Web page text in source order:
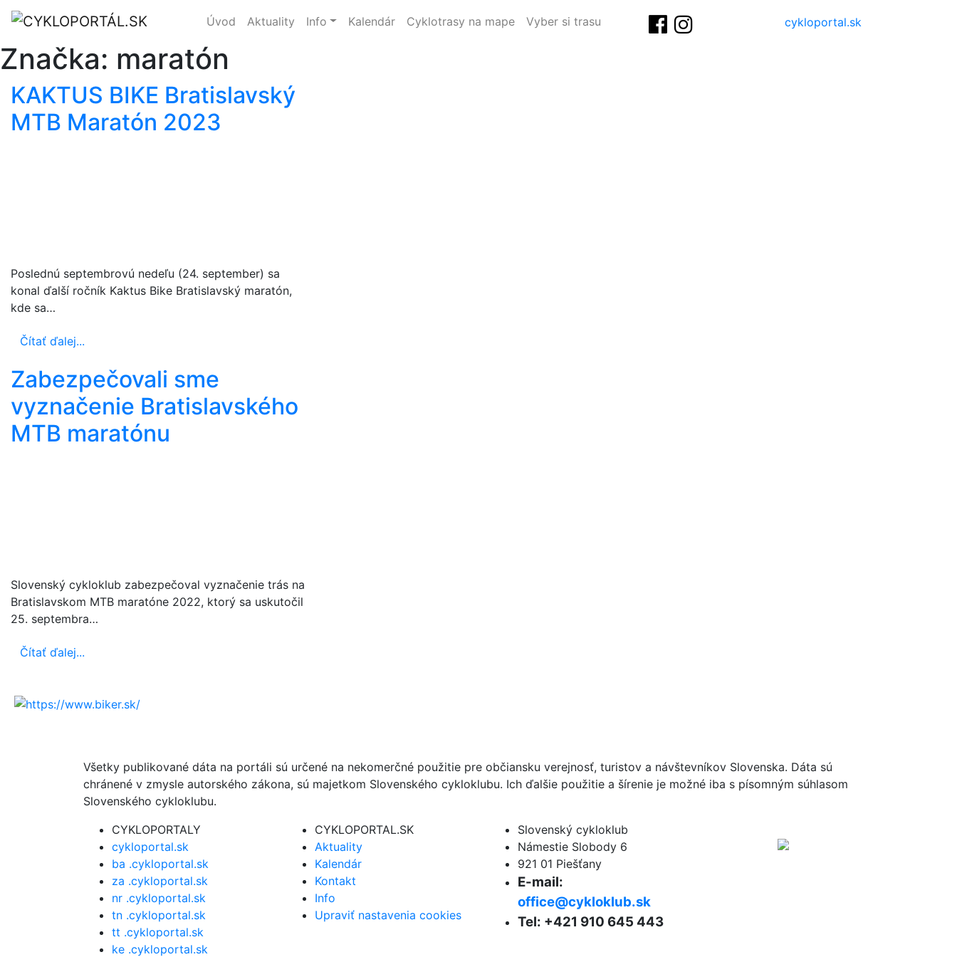
Úvod Aktuality Info Kalendár Cyklotrasy na mape Vyber si trasu cykloportal.sk
Značka: maratón
KAKTUS BIKE Bratislavský
MTB Maratón 2023
Poslednú septembrovú nedeľu (24. september) sa
konal ďalší ročník Kaktus Bike Bratislavský maratón,
kde sa…
Čítať ďalej...
Zabezpečovali sme
vyznačenie Bratislavského
MTB maratónu
Slovenský cykloklub zabezpečoval vyznačenie trás na
Bratislavskom MTB maratóne 2022, ktorý sa uskutočil
25. septembra…
Čítať ďalej...
Všetky publikované dáta na portáli sú určené na nekomerčné použitie pre občiansku verejnosť, turistov a návštevníkov Slovenska. Dáta sú
chránené v zmysle autorského zákona, sú majetkom Slovenského cykloklubu. Ich ďalšie použitie a šírenie je možné iba s písomným súhlasom
Slovenského cykloklubu.
CYKLOPORTALY
cykloportal.sk
ba .cykloportal.sk
za .cykloportal.sk
nr .cykloportal.sk
tn .cykloportal.sk
tt .cykloportal.sk
ke .cykloportal.sk
CYKLOPORTAL.SK
Aktuality
Kalendár
Kontakt
Info
Upraviť nastavenia cookies
Slovenský cykloklub
Námestie Slobody 6
921 01 Piešťany
E-mail:
office@cykloklub.sk
Tel: +421 910 645 443